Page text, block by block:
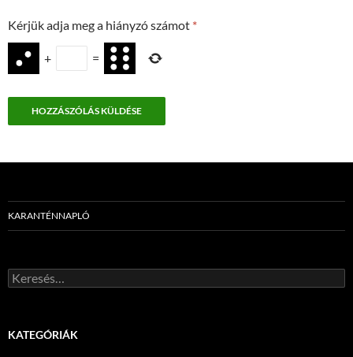
Kérjük adja meg a hiányzó számot *
+ =
KARANTÉNNAPLÓ
Keresés:
KATEGÓRIÁK